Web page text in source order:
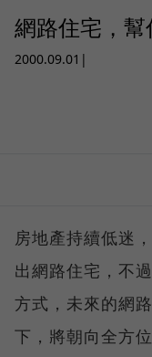
網路住宅，
2000.09.01 |
房地產持續低迷
出網路住宅，不
方式，未來的網
下，將朝向全方